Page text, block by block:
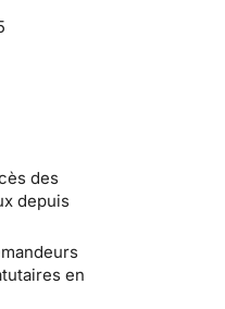
des
depuis
en